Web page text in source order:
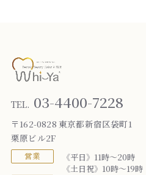
TEL. 03-4400-7228
〒162-0828 東京都新宿区袋町1
栗原ビル2F
営業
《平日》11時～20時
《土日祝》10時～19時